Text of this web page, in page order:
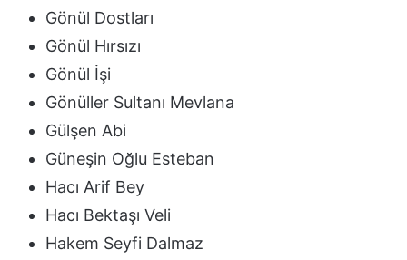
Gönül Dostları
Gönül Hırsızı
Gönül İşi
Gönüller Sultanı Mevlana
Gülşen Abi
Güneşin Oğlu Esteban
Hacı Arif Bey
Hacı Bektaşı Veli
Hakem Seyfi Dalmaz